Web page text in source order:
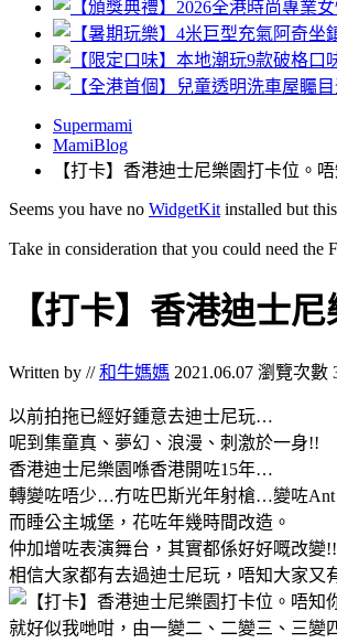
Supermami
MamiBlog
【打卡】香港迪士尼樂園打卡位。
Seems you have no WidgetKit installed but
Take in consideration that you could need
【打卡】香港迪士
Written by //和牛媽媽 2021.06.07 瀏覽次數
以前拍拖已經好鍾意去迪士尼玩…
呢到集童真、夢幻、浪漫、刺激於一身!!
香港迪士尼樂園喺香港開咗15年…
轉變咗唔少…冇咗巴斯光年射槍…變咗
而睡公主城堡，花咗年幾時間改造。
仲加增咗表演舞台，其實都係好好嘅改變!!
相信大家都有去過迪士尼玩，唔知大家又
就好似我哋咁，由一變二、二變三、三變